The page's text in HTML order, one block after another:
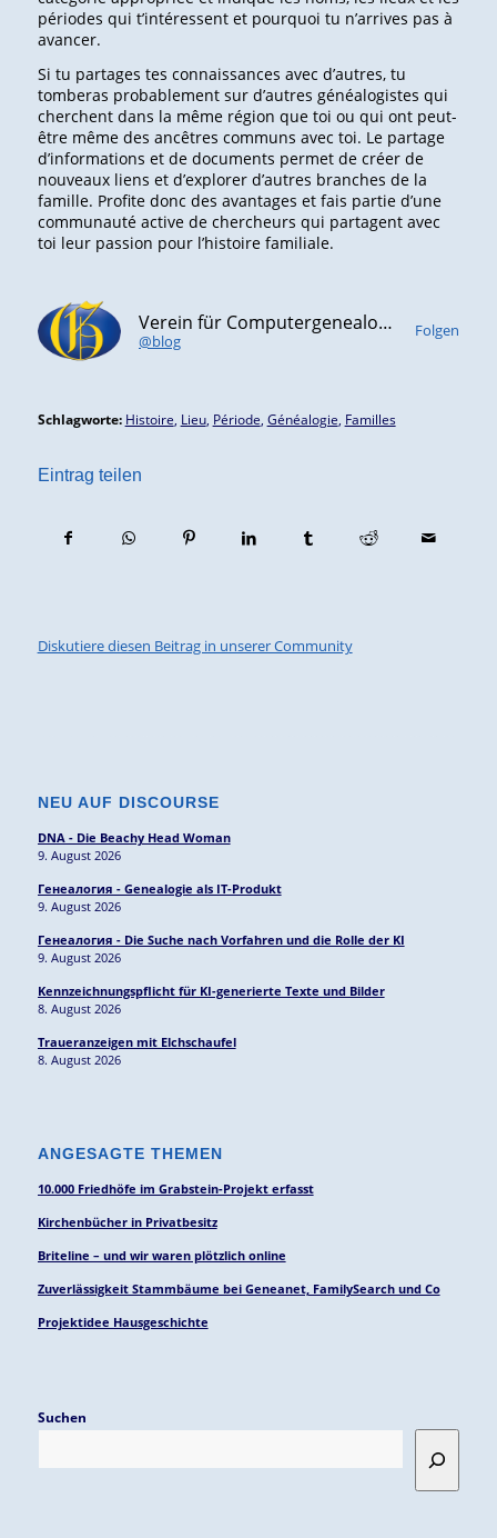
périodes qui t’intéressent et pourquoi tu n’arrives pas à
avancer.
Si tu partages tes connaissances avec d’autres, tu
tomberas probablement sur d’autres généalogistes qui
cherchent dans la même région que toi ou qui ont peut-
être même des ancêtres communs avec toi. Le partage
d’informations et de documents permet de créer de
nouveaux liens et d’explorer d’autres branches de la
famille. Profite donc des avantages et fais partie d’une
communauté active de chercheurs qui partagent avec
toi leur passion pour l’histoire familiale.
Verein für Computergenealogie e.V. (CompGen)
@blog
Folgen
Schlagworte: Histoire Lieu, Période Généalogie Familles
Eintrag teilen
Diskutiere diesen Beitrag in unserer Community
NEU AUF DISCOURSE
DNA - Die Beachy Head Woman
9. August 2026
Генеалогия - Genealogie als IT-Produkt
9. August 2026
Генеалогия - Die Suche nach Vorfahren und die Rolle der KI
9. August 2026
Kennzeichnungspflicht für KI-generierte Texte und Bilder
8. August 2026
Traueranzeigen mit Elchschaufel
8. August 2026
ANGESAGTE THEMEN
10.000 Friedhöfe im Grabstein-Projekt erfasst
Kirchenbücher in Privatbesitz
Briteline – und wir waren plötzlich online
Zuverlässigkeit Stammbäume bei Geneanet, FamilySearch und Co
Projektidee Hausgeschichte
Suchen